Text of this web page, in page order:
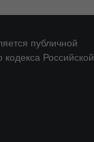
публичной
Российской